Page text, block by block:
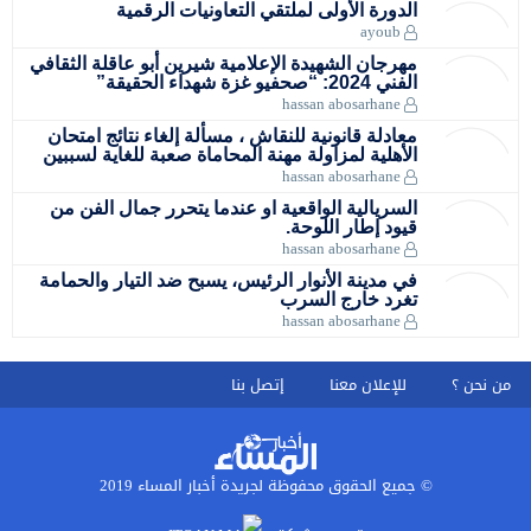
الدورة الأولى لملتقي التعاونيات الرقمية
ayoub
مهرجان الشهيدة الإعلامية شيرين أبو عاقلة الثقافي
الفني 2024: “صحفيو غزة شهداء الحقيقة”
hassan abosarhane
معادلة قانونية للنقاش ، مسألة إلغاء نتائج امتحان
الأهلية لمزاولة مهنة المحاماة صعبة للغاية لسببين
hassan abosarhane
السريالية الواقعية او عندما يتحرر جمال الفن من
قيود إطار اللوحة.
hassan abosarhane
في مدينة الأنوار الرئيس، يسبح ضد التيار والحمامة
تغرد خارج السرب
hassan abosarhane
من نحن ؟ للإعلان معنا إتصل بنا
© جميع الحقوق محفوظة لجريدة أخبار المساء 2019